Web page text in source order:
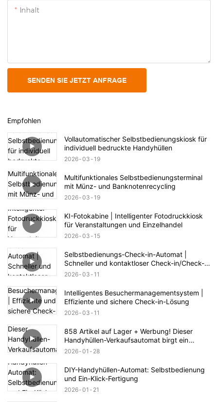
Inhalt
SENDEN SIE JETZT ANFRAGE
Empfohlen
Vollautomatischer Selbstbedienungskiosk für
individuell bedruckte Handyhüllen
2026 03 19
Multifunktionales Selbstbedienungsterminal
mit Münz- und Banknotenrecycling
2026 03 19
KI-Fotokabine | Intelligenter Fotodruckkiosk
für Veranstaltungen und Einzelhandel
2026 03 15
Selbstbedienungs-Check-in-Automat |
Schneller und kontaktloser Check-in/Check-
out
2026 03 11
Intelligentes Besuchermanagementsystem |
Effiziente und sichere Check-in-Lösung
2026 03 11
858 Artikel auf Lager + Werbung! Dieser
Handyhüllen-Verkaufsautomat birgt ein
riesiges Geschäftspotenzial.
2026 01 28
DIY-Handyhüllen-Automat: Selbstbedienung
und Ein-Klick-Fertigung
2026 01 21